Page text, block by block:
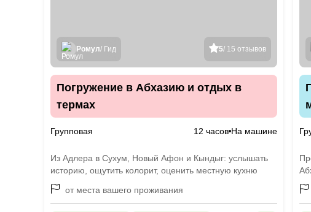
5/ 15 отзывов
Ромул/ Гид
Погружение в Абхазию и отдых в
термах
Групповая 12 часов На машине
Из Адлера в Сухум, Новый Афон и Кындыг: услышать
историю, ощутить колорит, оценить местную кухню
от места вашего проживания